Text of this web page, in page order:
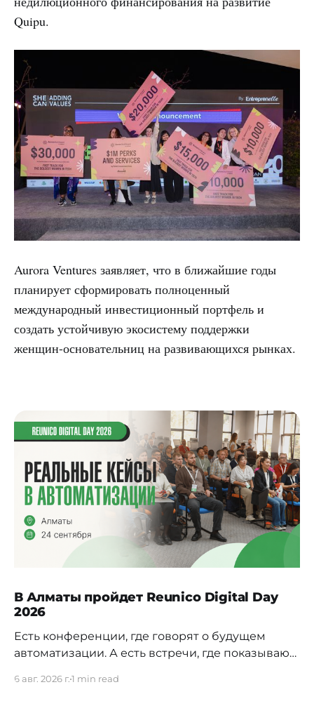
Quipu.
Aurora Ventures заявляет, что в ближайшие годы
планирует сформировать полноценный
международный инвестиционный портфель и
создать устойчивую экосистему поддержки
женщин-основательниц на развивающихся рынках.
В Алматы пройдет Reunico Digital Day
2026
Есть конференции, где говорят о будущем
автоматизации. А есть встречи, где показывают,
6 авг. 2026 г.1 min read